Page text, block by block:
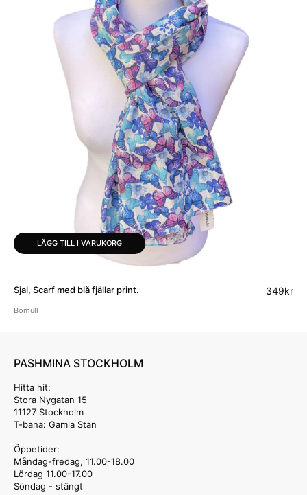
LÄGG TILL I VARUKORG
Sjal, Scarf med blå fjällar print. 349kr
Bomull
PASHMINA STOCKHOLM
Hitta hit:
Stora Nygatan 15
11127 Stockholm
T-bana: Gamla Stan
Öppetider:
Måndag-fredag, 11.00-18.00
Lördag 11.00-17.00
Söndag - stängt